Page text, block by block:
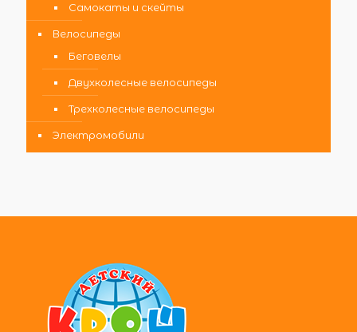
Самокаты и скейты
Велосипеды
Беговелы
Двухколесные велосипеды
Трехколесные велосипеды
Электромобили